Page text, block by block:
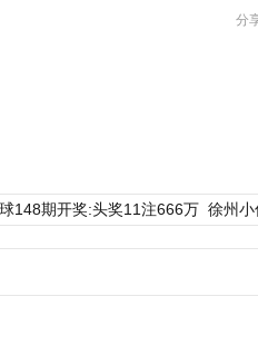
分
148期开奖:头奖11注666万 徐州